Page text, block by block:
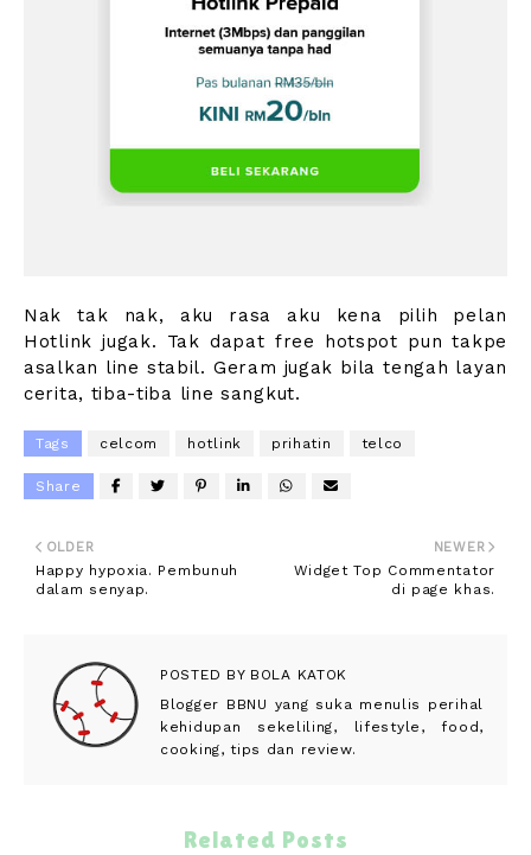
Nak tak nak, aku rasa aku kena pilih pelan
Hotlink jugak. Tak dapat free hotspot pun takpe
asalkan line stabil. Geram jugak bila tengah layan
cerita, tiba-tiba line sangkut.
Tags celcom hotlink prihatin telco
Share
NEWER
Widget Top Commentator
di page khas.
OLDER
Happy hypoxia. Pembunuh
dalam senyap.
POSTED BYBOLA KATOK
Blogger BBNU yang suka menulis perihal
kehidupan sekeliling, lifestyle, food,
cooking, tips dan review.
Related Posts